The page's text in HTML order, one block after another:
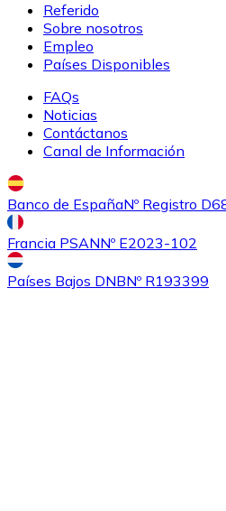
ComprarUniswap
UNI
Comprar
ETC
Referido
Sobre nosotros
Empleo
Países Disponibles
FAQs
Noticias
Contáctanos
Canal de Información
Banco de EspañaNº Registro
Francia PSANNº E2023-102
Países Bajos DNBNº R193399